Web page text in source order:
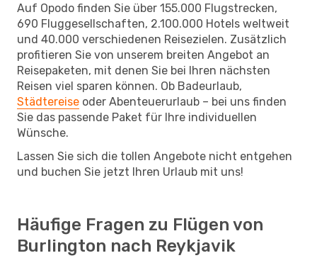
Auf Opodo finden Sie über 155.000 Flugstrecken,
690 Fluggesellschaften, 2.100.000 Hotels weltweit
und 40.000 verschiedenen Reisezielen. Zusätzlich
profitieren Sie von unserem breiten Angebot an
Reisepaketen, mit denen Sie bei Ihren nächsten
Reisen viel sparen können. Ob Badeurlaub,
Städtereise oder Abenteuerurlaub – bei uns finden
Sie das passende Paket für Ihre individuellen
Wünsche.
Lassen Sie sich die tollen Angebote nicht entgehen
und buchen Sie jetzt Ihren Urlaub mit uns!
Häufige Fragen zu Flügen von
Burlington nach Reykjavik